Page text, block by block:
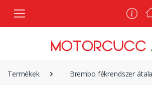
Termékek Brembo fékrendszer